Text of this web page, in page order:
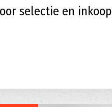
selectie en inkoop